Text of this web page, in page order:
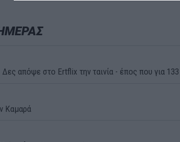
Δες απόψε στο Ertflix την ταινία - έπος που για
Καμαρά